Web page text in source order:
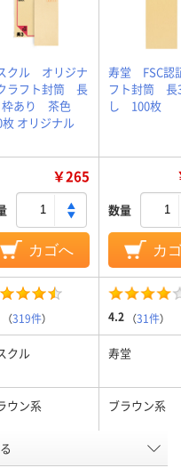
クル オリジナ
ラフト封筒 長
枠あり 茶色
枚 オリジナル
寿堂 FSC認
フト封筒 長
し 100枚
￥265
カゴへ
数量
カ
（319件） 4.2 （31件）
クル 寿堂
ウン系 ブラウン系
プなし テープなし